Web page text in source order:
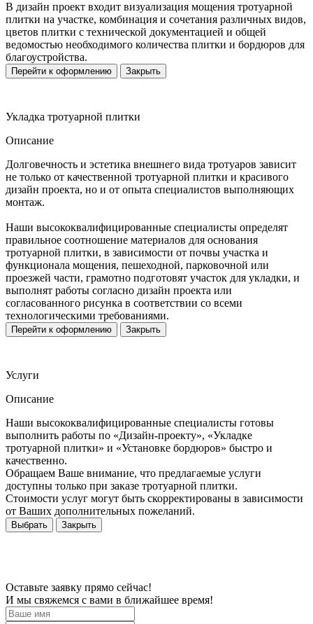
В дизайн проект входит визуализация мощения тротуарной
плитки на участке, комбинация и сочетания различных видов,
цветов плитки с технической документацией и общей
ведомостью необходимого количества плитки и бордюров для
благоустройства.
Перейти к оформлению Закрыть
Укладка тротуарной плитки
Описание
Долговечность и эстетика внешнего вида тротуаров зависит
не только от качественной тротуарной плитки и красивого
дизайн проекта, но и от опыта специалистов выполняющих
монтаж.
Наши высококвалифицированные специалисты определят
правильное соотношение материалов для основания
тротуарной плитки, в зависимости от почвы участка и
функционала мощения, пешеходной, парковочной или
проезжей части, грамотно подготовят участок для укладки, и
выполнят работы согласно дизайн проекта или
согласованного рисунка в соответствии со всеми
технологическими требованиями.
Перейти к оформлению Закрыть
Услуги
Описание
Наши высококвалифицированные специалисты готовы
выполнить работы по «Дизайн-проекту», «Укладке
тротуарной плитки» и «Установке бордюров» быстро и
качественно.
Обращаем Ваше внимание, что предлагаемые услуги
доступны только при заказе тротуарной плитки.
Стоимости услуг могут быть скорректированы в зависимости
от Ваших дополнительных пожеланий.
Выбрать Закрыть
Оставьте заявку прямо сейчас!
И мы свяжемся с вами в ближайшее время!